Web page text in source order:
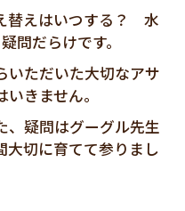
替えはいつする？ 水
だらけです。
いただいた大切なアサ
きません。
、疑問はグーグル先生
大切に育てて参りまし